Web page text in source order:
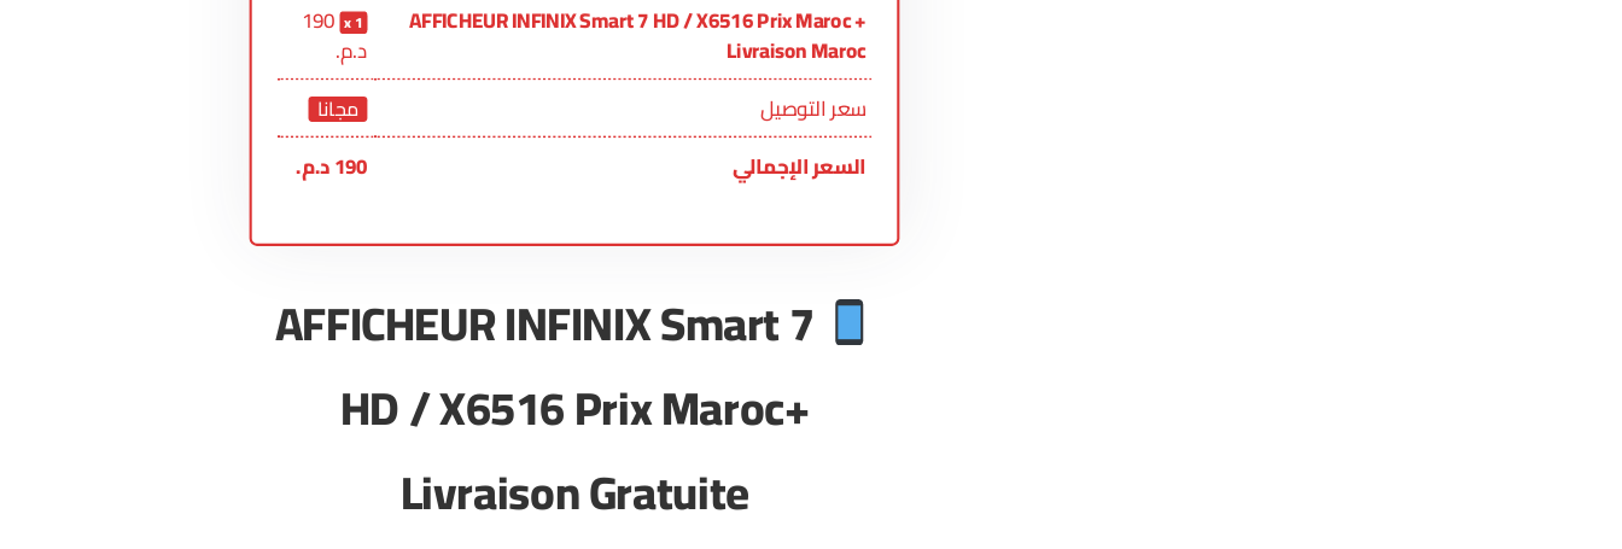
AFFICHEUR INFINIX Smart 7 HD / X6516 Prix Maroc +
Livraison Maroc
1
190
د.م.
سعر التوصيل
مجانا
السعر الإجمالي 190د.م.
AFFICHEUR INFINIX Smart 7
HD / X6516 Prix Maroc+
Livraison Gratuite